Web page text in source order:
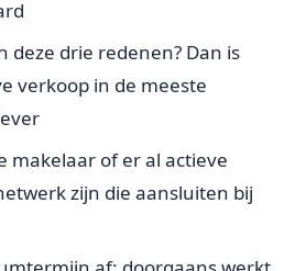
deze drie redenen? Dan is
verkoop in de meeste
makelaar of er al actieve
zijn die aansluiten bij